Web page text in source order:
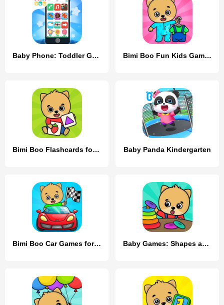
Baby Phone: Toddler Games Bimi Boo Fun Kids Games
Bimi Boo Flashcards for Kids Baby Panda Kindergarten
Bimi Boo Car Games for Kids Baby Games: Shapes and Colors